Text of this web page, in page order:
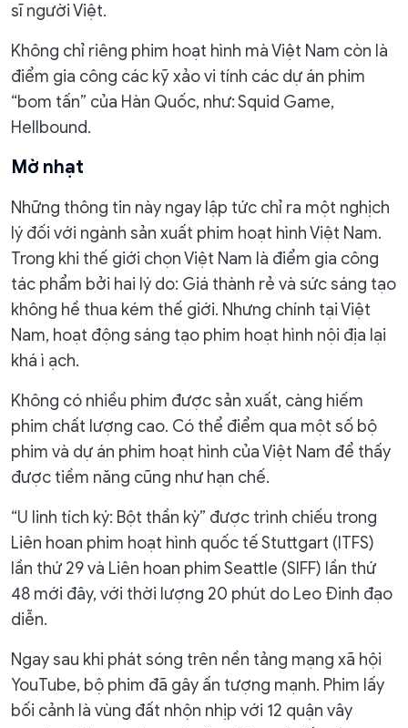
sĩ người Việt.
Không chỉ riêng phim hoạt hình mà Việt Nam còn là
điểm gia công các kỹ xảo vi tính các dự án phim
“bom tấn” của Hàn Quốc, như: Squid Game,
Hellbound.
Mờ nhạt
Những thông tin này ngay lập tức chỉ ra một nghịch
lý đối với ngành sản xuất phim hoạt hình Việt Nam.
Trong khi thế giới chọn Việt Nam là điểm gia công
tác phẩm bởi hai lý do: Giá thành rẻ và sức sáng tạo
không hề thua kém thế giới. Nhưng chính tại Việt
Nam, hoạt động sáng tạo phim hoạt hình nội địa lại
khá ì ạch.
Không có nhiều phim được sản xuất, càng hiếm
phim chất lượng cao. Có thể điểm qua một số bộ
phim và dự án phim hoạt hình của Việt Nam để thấy
được tiềm năng cũng như hạn chế.
“U linh tích ký: Bột thần kỳ” được trình chiếu trong
Liên hoan phim hoạt hình quốc tế Stuttgart (ITFS)
lần thứ 29 và Liên hoan phim Seattle (SIFF) lần thứ
48 mới đây, với thời lượng 20 phút do Leo Đinh đạo
diễn.
Ngay sau khi phát sóng trên nền tảng mạng xã hội
YouTube, bộ phim đã gây ấn tượng mạnh. Phim lấy
bối cảnh là vùng đất nhộn nhịp với 12 quận vây